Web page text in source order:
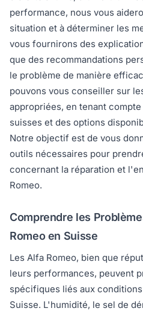
performance, nous vous
situation et à déterminer les
vous fournirons des
que des recommandations
le problème de manière
pouvons vous conseiller sur
appropriées, en tenant
suisses et des options
Notre objectif est de vous
outils nécessaires pour
concernant la réparation et
Romeo.
Comprendre les
Romeo en Suisse
Les Alfa Romeo, bien que
leurs performances, peuvent
spécifiques liés aux
Suisse. L'humidité, le sel de